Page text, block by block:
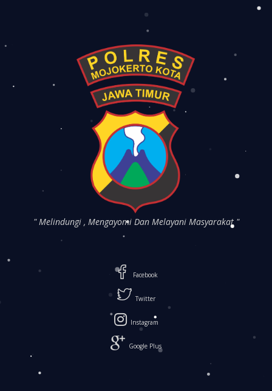
" Melindungi , Mengayomi Dan Melayani Masyarakat "
Facebook
Twitter
Instagram
Google Plus